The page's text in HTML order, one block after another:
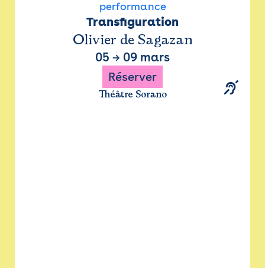
performance
Transfiguration
Olivier de Sagazan
05 → 09 mars
Réserver
Théâtre Sorano